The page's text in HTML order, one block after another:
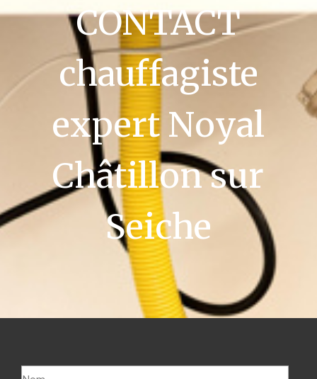
CONTACT
chauffagiste
expert Noyal
Châtillon sur
Seiche